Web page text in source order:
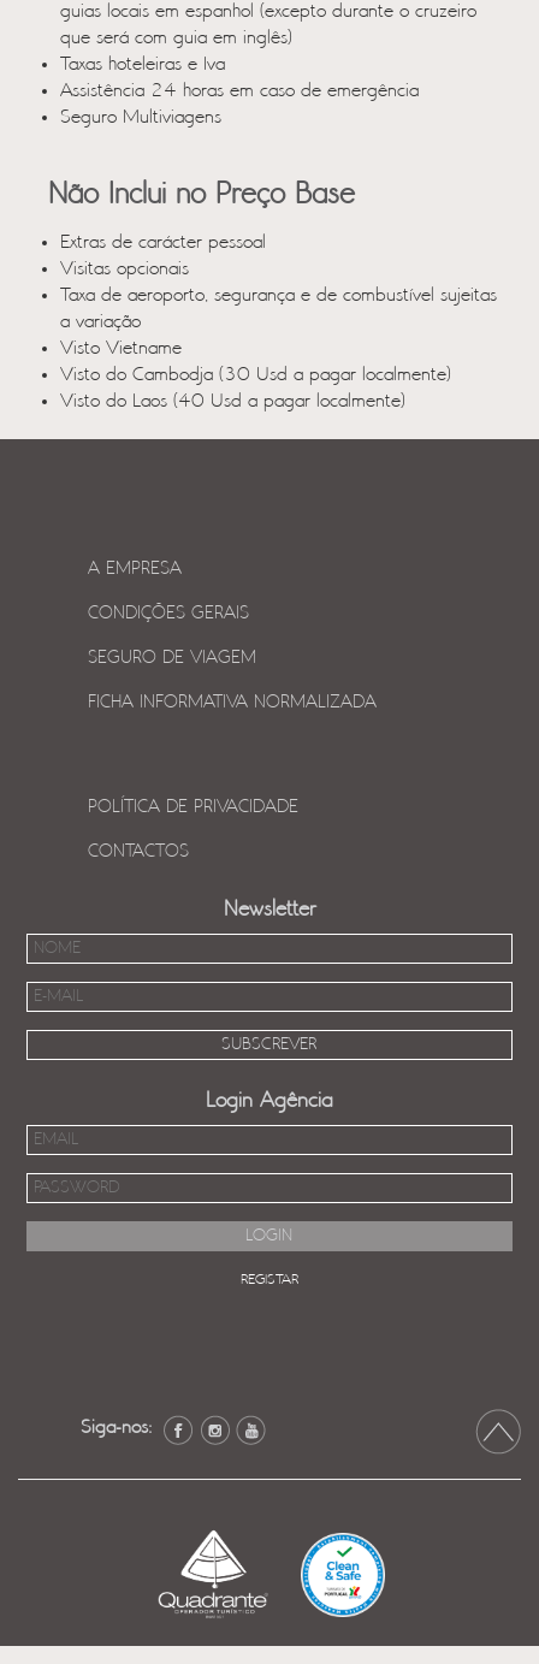
guias locais em espanhol (excepto durante o cruzeiro
que será com guia em inglês)
Taxas hoteleiras e Iva
Assistência 24 horas em caso de emergência
Seguro Multiviagens
Não Inclui no Preço Base
Extras de carácter pessoal
Visitas opcionais
Taxa de aeroporto, segurança e de combustível sujeitas
a variação
Visto Vietname
Visto do Cambodja (30 Usd a pagar localmente)
Visto do Laos (40 Usd a pagar localmente)
A EMPRESA
CONDIÇÕES GERAIS
SEGURO DE VIAGEM
FICHA INFORMATIVA NORMALIZADA
POLÍTICA DE PRIVACIDADE
CONTACTOS
Newsletter
Login Agência
REGISTAR
Siga-nos: